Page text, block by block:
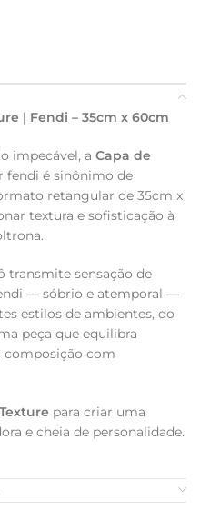
| Fendi – 35cm x 60cm
impecável, a Capa de
fendi é sinônimo de
retangular de 35cm x
textura e sofisticação à
transmite sensação de
— sóbrio e atemporal —
estilos de ambientes, do
peça que equilibra
composição com
para criar uma
e cheia de personalidade.